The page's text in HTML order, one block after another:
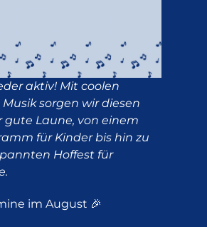
aktiv! Mit coolen
sorgen wir diesen
gute Laune, von einem
für Kinder bis hin zu
Hoffest für
im August 🎉